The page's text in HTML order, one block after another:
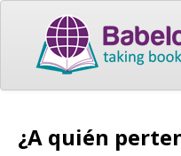
¿A quién